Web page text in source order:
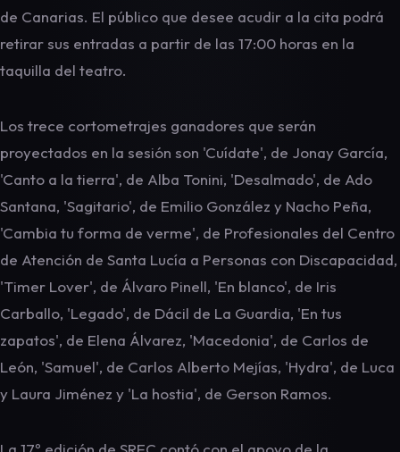
de Canarias. El público que desee acudir a la cita podrá
retirar sus entradas a partir de las 17:00 horas en la
taquilla del teatro.
Los trece cortometrajes ganadores que serán
proyectados en la sesión son 'Cuídate', de Jonay García,
'Canto a la tierra', de Alba Tonini, 'Desalmado', de Ado
Santana, 'Sagitario', de Emilio González y Nacho Peña,
'Cambia tu forma de verme', de Profesionales del Centro
de Atención de Santa Lucía a Personas con Discapacidad,
'Timer Lover', de Álvaro Pinell, 'En blanco', de Iris
Carballo, 'Legado', de Dácil de La Guardia, 'En tus
zapatos', de Elena Álvarez, 'Macedonia', de Carlos de
León, 'Samuel', de Carlos Alberto Mejías, 'Hydra', de Luca
y Laura Jiménez y 'La hostia', de Gerson Ramos.